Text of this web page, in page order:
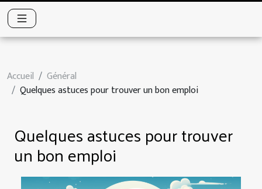
Accueil
Général
Quelques astuces pour trouver un bon emploi
Quelques astuces pour trouver
un bon emploi